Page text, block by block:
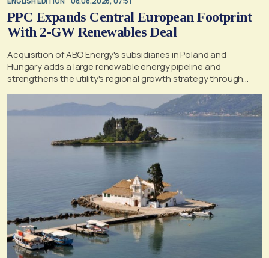
PPC Expands Central European Footprint
With 2-GW Renewables Deal
Acquisition of ABO Energy's subsidiaries in Poland and
Hungary adds a large renewable energy pipeline and
strengthens the utility's regional growth strategy through